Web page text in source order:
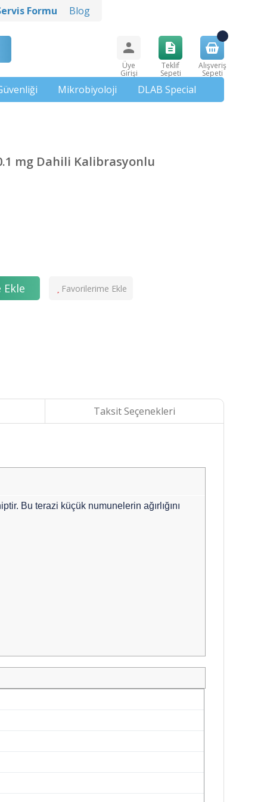
Formu Blog
Üye
Girişi
Teklif
Sepeti
Alışveriş
Sepeti
Mikrobiyoloji DLAB Special
mg Dahili Kalibrasyonlu
Taksit Seçenekleri
Bu terazi küçük numunelerin ağırlığını